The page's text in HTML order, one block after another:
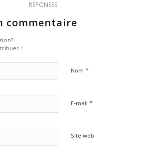
RÉPONSES
commentaire
!
Nom *
E-mail *
Site web